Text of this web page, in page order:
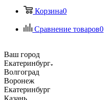
Корзина0
Сравнение товаров0
Ваш город
Екатеринбург
Волгоград
Воронеж
Екатеринбург
Казань